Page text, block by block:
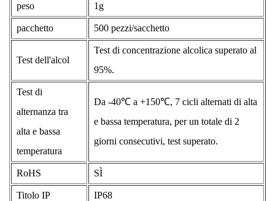
peso 1g
pacchetto 500 pezzi/sacchetto
Test dell'alcol
Test di concentrazione alcolica superato al
95%.
Test di
alternanza tra
alta e bassa
temperatura
Da -40℃ a +150℃, 7 cicli alternati di alta
e bassa temperatura, per un totale di 2
giorni consecutivi, test superato.
RoHS SÌ
Titolo IP IP68